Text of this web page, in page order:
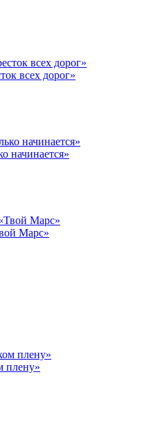
всех дорог»
начинается»
Марс»
плену»